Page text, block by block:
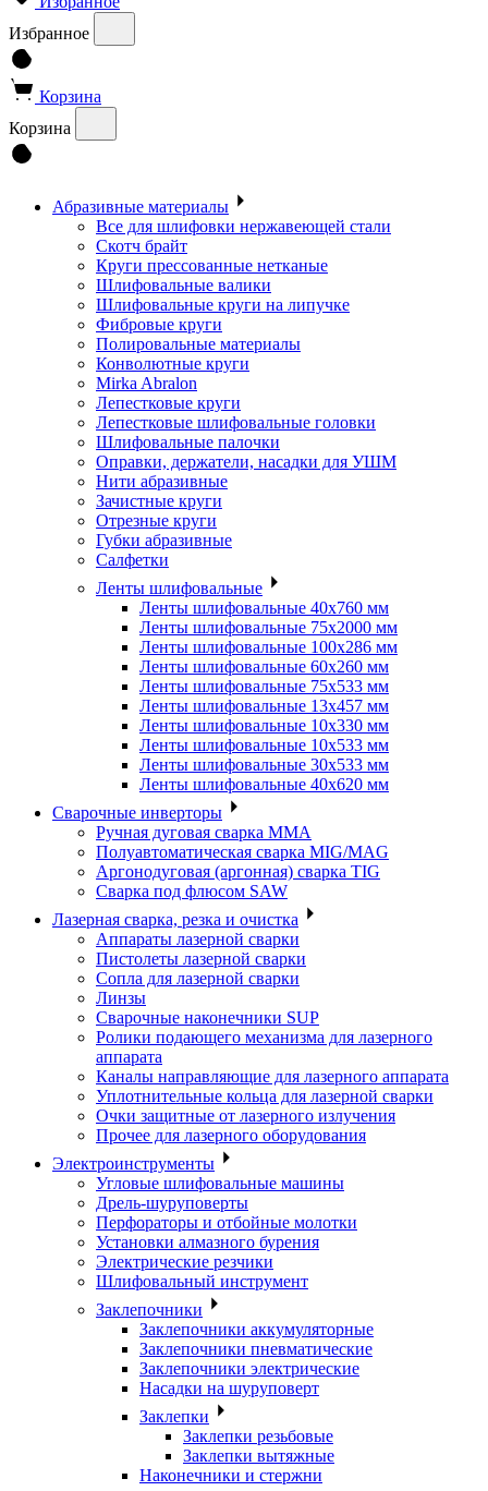
Избранное
Корзина
Корзина
Абразивные материалы
Все для шлифовки нержавеющей стали
Скотч брайт
Круги прессованные нетканые
Шлифовальные валики
Шлифовальные круги на липучке
Фибровые круги
Полировальные материалы
Конволютные круги
Mirka Abralon
Лепестковые круги
Лепестковые шлифовальные головки
Шлифовальные палочки
Оправки, держатели, насадки для УШМ
Нити абразивные
Зачистные круги
Отрезные круги
Губки абразивные
Салфетки
Ленты шлифовальные
Ленты шлифовальные 40х760 мм
Ленты шлифовальные 75х2000 мм
Ленты шлифовальные 100х286 мм
Ленты шлифовальные 60х260 мм
Ленты шлифовальные 75х533 мм
Ленты шлифовальные 13х457 мм
Ленты шлифовальные 10х330 мм
Ленты шлифовальные 10х533 мм
Ленты шлифовальные 30х533 мм
Ленты шлифовальные 40х620 мм
Сварочные инверторы
Ручная дуговая сварка MMA
Полуавтоматическая сварка MIG/MAG
Аргонодуговая (аргонная) сварка TIG
Сварка под флюсом SAW
Лазерная сварка, резка и очистка
Аппараты лазерной сварки
Пистолеты лазерной сварки
Сопла для лазерной сварки
Линзы
Сварочные наконечники SUP
Ролики подающего механизма для лазерного
аппарата
Каналы направляющие для лазерного аппарата
Уплотнительные кольца для лазерной сварки
Очки защитные от лазерного излучения
Прочее для лазерного оборудования
Электроинструменты
Угловые шлифовальные машины
Дрель-шуруповерты
Перфораторы и отбойные молотки
Установки алмазного бурения
Электрические резчики
Шлифовальный инструмент
Заклепочники
Заклепочники аккумуляторные
Заклепочники пневматические
Заклепочники электрические
Насадки на шуруповерт
Заклепки
Заклепки резьбовые
Заклепки вытяжные
Наконечники и стержни